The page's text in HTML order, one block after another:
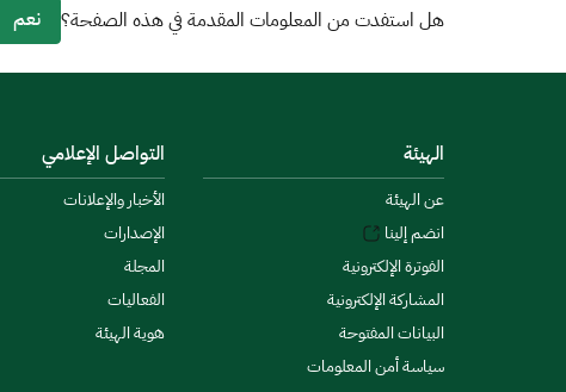
هل استفدت من المعلومات المقدمة في هذه الصفحة؟ نعم
الهيئة
عن الهيئة
انضم إلينا
الفوترة الإلكترونية
المشاركة الإلكترونية
البيانات المفتوحة
سياسة أمن المعلومات
التواصل الإعلامي
الأخبار والإعلانات
الإصدارات
المجلة
الفعاليات
هوية الهيئة